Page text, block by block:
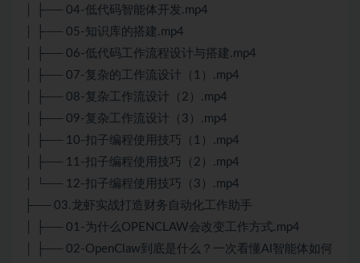
│ ├── 04-低代码智能体开发.mp4
│ ├── 05-知识库的搭建.mp4
│ ├── 06-低代码工作流程设计与搭建.mp4
│ ├── 07-复杂的工作流设计（1）.mp4
│ ├── 08-复杂工作流设计（2）.mp4
│ ├── 09-复杂工作流设计（3）.mp4
│ ├── 10-扣子编程使用技巧（1）.mp4
│ ├── 11-扣子编程使用技巧（2）.mp4
│ └── 12-扣子编程使用技巧（3）.mp4
├── 03.龙虾实战打造财务自动化工作助手
│ ├── 01-为什么OPENCLAW会改变工作方式.mp4
│ ├── 02-OpenClaw到底是什么？一次看懂AI智能体如何